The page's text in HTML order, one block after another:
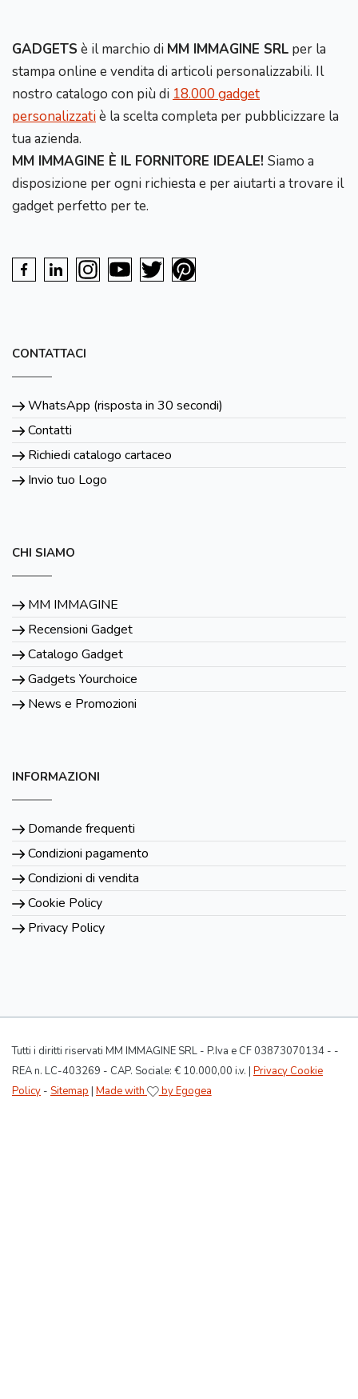
GADGETS è il marchio di MM IMMAGINE SRL per la
stampa online e vendita di articoli personalizzabili. Il
nostro catalogo con più di 18.000 gadget
personalizzatiè la scelta completa per pubblicizzare la
tua azienda.
MM IMMAGINE È IL FORNITORE IDEALE! Siamo a
disposizione per ogni richiesta e per aiutarti a trovare il
gadget perfetto per te.
CONTATTACI
WhatsApp (risposta in 30 secondi)
Contatti
Richiedi catalogo cartaceo
Invio tuo Logo
CHI SIAMO
MM IMMAGINE
Recensioni Gadget
Catalogo Gadget
Gadgets Yourchoice
News e Promozioni
INFORMAZIONI
Domande frequenti
Condizioni pagamento
Condizioni di vendita
Cookie Policy
Privacy Policy
Tutti i diritti riservati MM IMMAGINE SRL - P.Iva e CF 03873070134 - -
REA n. LC-403269 - CAP. Sociale: € 10.000,00 i.v. | Privacy Cookie
Policy - Sitemap | Made with by Egogea